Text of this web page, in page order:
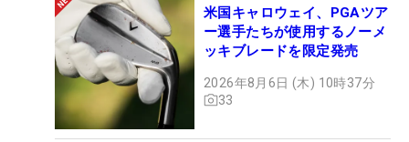
米国キャロウェイ、PGAツア
ー選手たちが使用するノーメ
ッキブレードを限定発売
2026年8月6日 (木) 10時37分
33